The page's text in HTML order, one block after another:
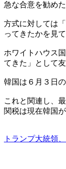
急な合意を勧めた
方式に対しては
ってきたかを見
ホワイトハウス
てきた」として
韓国は６月３日
これと関連し、
関税は現在韓国
トランプ大統領